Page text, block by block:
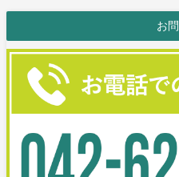
お